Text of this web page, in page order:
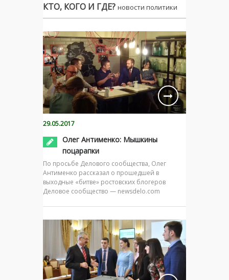
КТО, КОГО И ГДЕ? новости политики
29.05.2017
Олег Антименко: Мышкины
поцарапки
По просьбе Делового сообщества, Олег
Антименко рассказал о прошедшей в
выходные «битве» ростовских блогеров
Деловое сообщество — newsdelo.com